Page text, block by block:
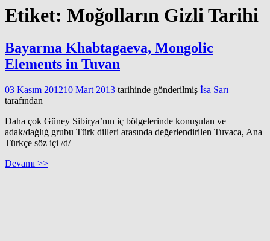
Etiket: Moğolların Gizli Tarihi
Bayarma Khabtagaeva, Mongolic
Elements in Tuvan
03 Kasım 201210 Mart 2013 tarihinde gönderilmiş İsa Sarı
tarafından
Daha çok Güney Sibirya’nın iç bölgelerinde konuşulan ve
adak/daġlıġ grubu Türk dilleri arasında değerlendirilen Tuvaca, Ana
Türkçe söz içi /d/
Devamı >>